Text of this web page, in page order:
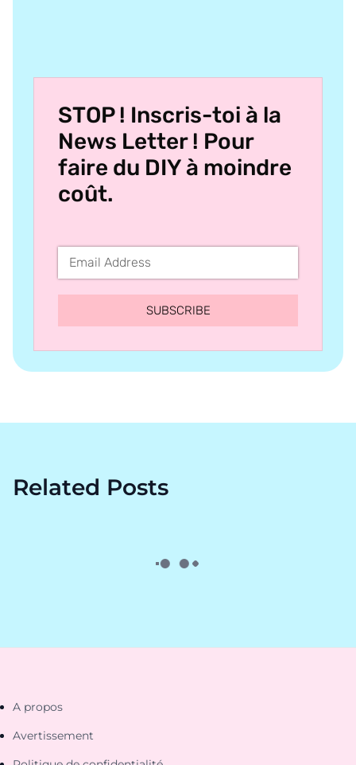
STOP ! Inscris-toi à la
News Letter ! Pour
faire du DIY à moindre
coût.
SUBSCRIBE
Related Posts
A propos
Avertissement